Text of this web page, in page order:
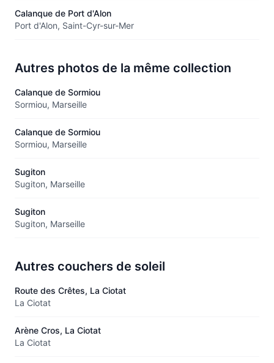
Calanque de Port d'Alon
Port d'Alon, Saint-Cyr-sur-Mer
Autres photos de la même collection
Calanque de Sormiou
Sormiou, Marseille
Calanque de Sormiou
Sormiou, Marseille
Sugiton
Sugiton, Marseille
Sugiton
Sugiton, Marseille
Autres couchers de soleil
Route des Crêtes, La Ciotat
La Ciotat
Arène Cros, La Ciotat
La Ciotat